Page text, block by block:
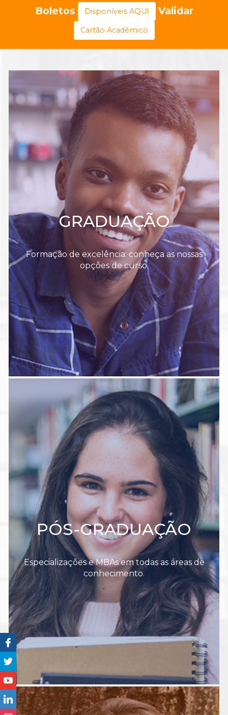
Boletos Disponíveis AQUI Validar
Cartão Acadêmico
GRADUAÇÃO
Formação de excelência: conheça as nossas
opções de curso.
PÓS-GRADUAÇÃO
Especializações e MBAs em todas as áreas de
conhecimento.